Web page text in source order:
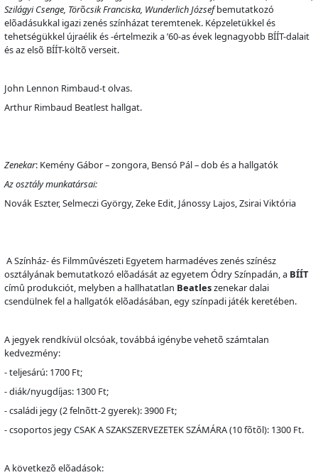
Szilágyi Csenge, Törõcsik Franciska, Wunderlich Józsefbemutatkozó
elõadásukkal igazi zenés színházat teremtenek. Képzeletükkel és
tehetségükkel újraélik és -értelmezik a ’60-as évek legnagyobb BÍÍT-dalait
és az elsõ BÍÍT-költõ verseit.
John Lennon Rimbaud-t olvas.
Arthur Rimbaud Beatlest hallgat.
Zenekar: Kemény Gábor – zongora, Bensó Pál – dob és a hallgatók
Az osztály munkatársai:
Novák Eszter, Selmeczi György, Zeke Edit, Jánossy Lajos, Zsirai Viktória
ASzínház- és Filmmûvészeti Egyetem harmadéves zenés színész
osztályának bemutatkozó elõadását az egyetem Ódry Színpadán, a BÍÍT
címû produkciót, melyben a hallhatatlan Beatleszenekar dalai
csendülnek fel a hallgatók elõadásában, egy színpadi játék keretében.
A jegyek rendkívül olcsóak, továbbá igénybe vehetõ számtalan
kedvezmény:
- teljesárú: 1700 Ft;
- diák/nyugdíjas: 1300 Ft;
- családi jegy (2 felnõtt-2 gyerek): 3900 Ft;
- csoportos jegy CSAK A SZAKSZERVEZETEK SZÁMÁRA (10 fõtõl): 1300 Ft.
A következõ elõadások: